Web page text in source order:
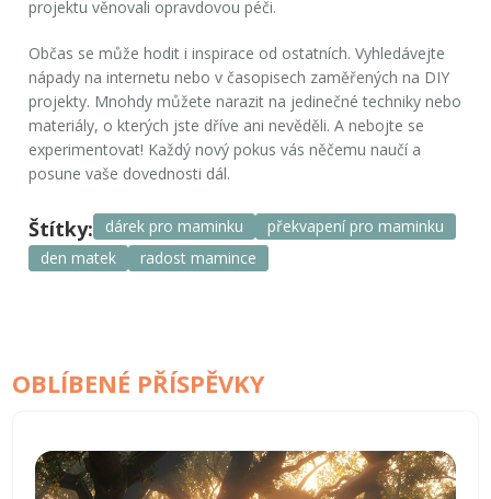
projektu věnovali opravdovou péči.
Občas se může hodit i inspirace od ostatních. Vyhledávejte
nápady na internetu nebo v časopisech zaměřených na DIY
projekty. Mnohdy můžete narazit na jedinečné techniky nebo
materiály, o kterých jste dříve ani nevěděli. A nebojte se
experimentovat! Každý nový pokus vás něčemu naučí a
posune vaše dovednosti dál.
Štítky: dárek pro maminku
překvapení pro maminku
den matek
radost mamince
OBLÍBENÉ PŘÍSPĚVKY